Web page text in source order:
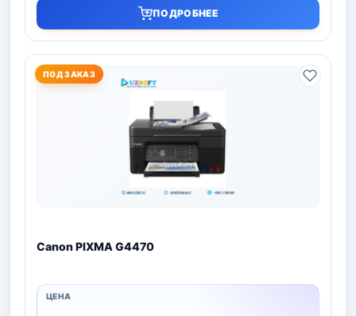
ПОДРОБНЕЕ
ПОД ЗАКАЗ
Canon PIXMA G4470